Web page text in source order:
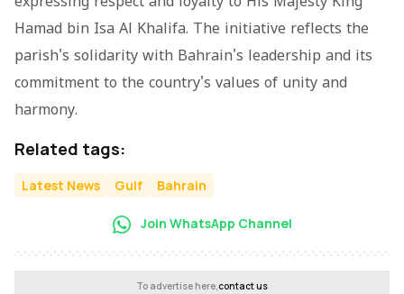
Hamad bin Isa Al Khalifa. The initiative reflects the
parish's solidarity with Bahrain's leadership and its
commitment to the country's values of unity and
harmony.
Related tags:
Latest News Gulf Bahrain
Join WhatsApp Channel
To advertise here,contact us